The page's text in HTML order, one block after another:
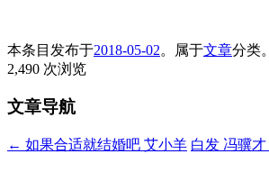
本条目发布于2018-05-02。属于文章分类。
2,490 次浏览
文章导航
← 如果合适就结婚吧 艾小羊 白发 冯骥才